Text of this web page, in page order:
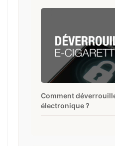
Comment
électronique ?